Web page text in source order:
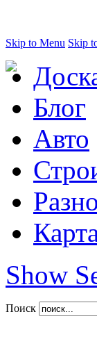
Skip to Menu Skip
Блог
Авто
Show
Поиск